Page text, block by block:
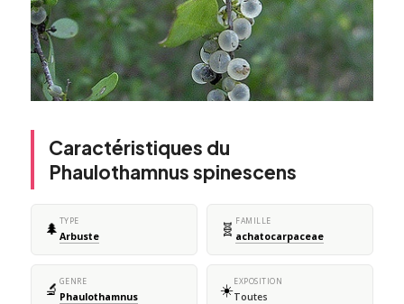
Caractéristiques du
Phaulothamnus spinescens
🌲 TYPE
Arbuste 🧬 FAMILLE
achatocarpaceae
🔬 GENRE
Phaulothamnus ☀️EXPOSITION
Toutes